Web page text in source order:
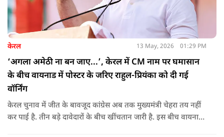
केरल 13 May, 2026 01:29 PM
‘अगला अमेठी ना बन जाए...’, केरल में CM नाम पर घमासान
के बीच वायनाड में पोस्टर के जरिए राहुल-प्रियंका को दी गई
वॉर्निंग
केरल चुनाव में जीत के बावजूद कांग्रेस अब तक मुख्यमंत्री चेहरा तय नहीं
कर पाई है. तीन बड़े दावेदारों के बीच खींचतान जारी है. इस बीच वायनाड